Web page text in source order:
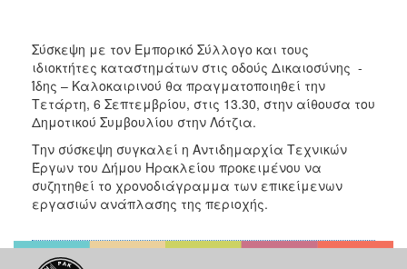
2013
2012
2011
2010
2006
Ο
ΤΟΠΟΣ
Σύσκεψη με τον Εμπορικό Σύλλογο και τους
ιδιοκτήτες καταστημάτων στις οδούς Δικαιοσύνης -
Ίδης – Καλοκαιρινού θα πραγματοποιηθεί την
Τετάρτη, 6 Σεπτεμβρίου, στις 13.30, στην αίθουσα του
Δημοτικού Συμβουλίου στην Λότζια.
Την σύσκεψη συγκαλεί η Αντιδημαρχία Τεχνικών
Έργων του Δήμου Ηρακλείου προκειμένου να
συζητηθεί το χρονοδιάγραμμα των επικείμενων
εργασιών ανάπλασης της περιοχής.